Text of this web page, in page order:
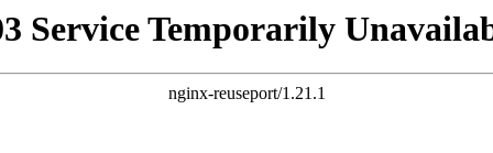
Service Temporarily
nginx-reuseport/1.21.1